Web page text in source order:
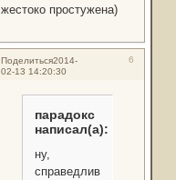
жестоко простужена)
Поделиться 6
2014-
02-13 14:20:30
парадокс
написал(а):
ну,
справедливости